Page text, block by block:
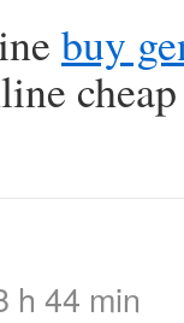
buy
cheap
h 44 min